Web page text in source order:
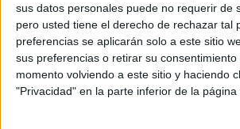
sus datos personales puede no requerir de
pero usted tiene el derecho de rechazar tal
preferencias se aplicarán solo a este sitio
sus preferencias o retirar su
momento volviendo a este sitio y haciendo
"Privacidad" en la parte inferior de la página
Contacto
Acerca de nosotros
Suscribete gratis a nuestro